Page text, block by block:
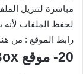
مباشرة لتنزيل
لحفظ الملفات
رابط الموقع : من
20- موقع Box